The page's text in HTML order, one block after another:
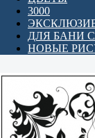
3000
ДЛЯ БАНИ
НОВЫЕ